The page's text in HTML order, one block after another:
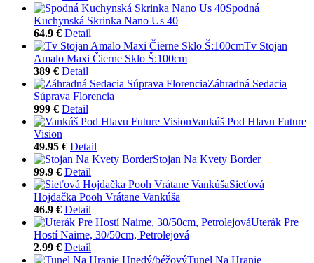
Spodná
Kuchynská Skrinka Nano Us 40
64.9 € Detail
Tv Stojan
Amalo Maxi Čierne Sklo Š:100cm
389 € Detail
Záhradná Sedacia
Súprava Florencia
999 € Detail
Vankúš Pod Hlavu Future
Vision
49.95 € Detail
Stojan Na Kvety Border
99.9 € Detail
Sieťová
Hojdačka Pooh Vrátane Vankúša
46.9 € Detail
Uterák Pre
Hostí Naime, 30/50cm, Petrolejová
2.99 € Detail
Tunel Na Hranie